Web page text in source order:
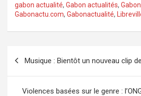
gabon actualité, Gabon actualités,
Gabonactu.com, Gabonactualité,
de
l’article
Musique : Bientôt un nouveau clip
Violences basées sur le genre :